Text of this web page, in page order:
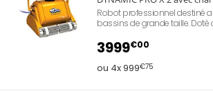
Robot professionnel destiné
bassins de grande taille. Doté
17m3/h, d'un câble de 30m et
transport. Nettoie fond, parois
3999€00
ou 4x 999€75